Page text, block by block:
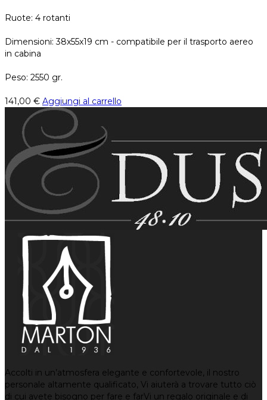
Ruote: 4 rotanti
Dimensioni: 38x55x19 cm - compatibile per il trasporto aereo
in cabina
Peso: 2550 gr.
141,00 € Aggiungi al carrello
Accolti in un’atmosfera elegante e confortevole, il nostro
personale altamente qualificato, Vi aiuterà a trovare tutto ciò
di cui avete bisogno per fare e farVi un regalo originale e di